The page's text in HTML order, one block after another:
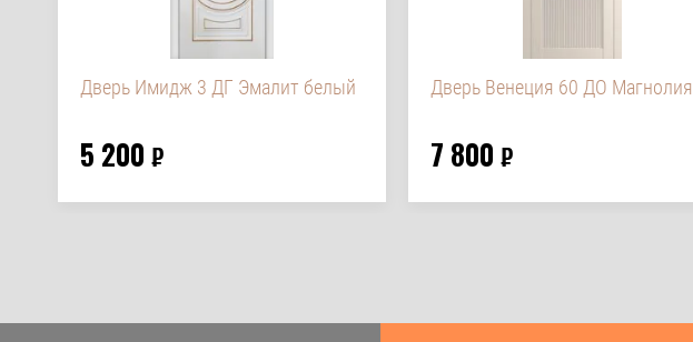
Дверь Имидж 3 ДГ Эмалит белый
5 200 ₽
Дверь Венеция 60 ДО Магнолия
7 800 ₽